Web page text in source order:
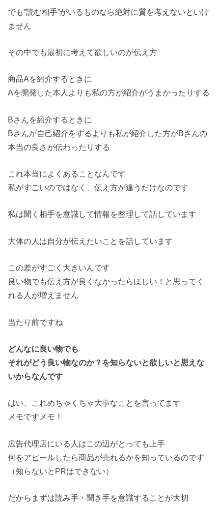
でも”読む相手”がいるものなら絶対に質を考えないといけ
ません
その中でも最初に考えて欲しいのが伝え方
商品Aを紹介するときに
Aを開発した本人よりも私の方が紹介がうまかったりする
Bさんを紹介するときに
Bさんが自己紹介をするよりも私が紹介した方がBさんの
本当の良さが伝わったりする
これ本当によくあることなんです
私がすごいのではなく、伝え方が違うだけなのです
私は聞く相手を意識して情報を整理して話しています
大体の人は自分が伝えたいことを話しています
この差がすごく大きいんです
良い物でも伝え方が良くなかったらほしい！と思ってく
れる人が増えません
当たり前ですね
どんなに良い物でも
それがどう良い物なのか？を知らないと欲しいと思えな
いからなんです
はい、これめちゃくちゃ大事なことを言ってます
メモですメモ！
広告代理店にいる人はこの辺がとっても上手
何をアピールしたら商品が売れるかを知っているのです
（知らないとPRはできない）
だからまずは読み手・聞き手を意識することが大切